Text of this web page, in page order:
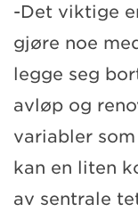
-Det viktige
gjøre noe
legge seg
avløp og
variabler
kan en liten
av sentrale